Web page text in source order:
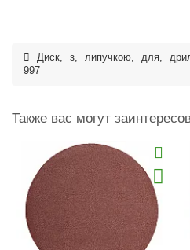
Диск, з, липучкою, для,
997
Также вас могут